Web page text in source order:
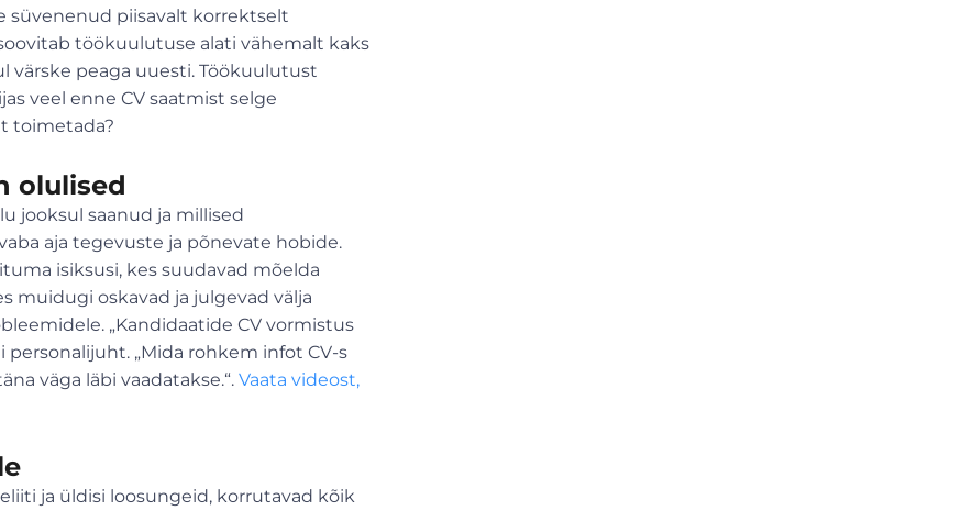
süvenenud piisavalt korrektselt
töökuulutuse alati vähemalt kaks
värske peaga uuesti. Töökuulutust
veel enne CV saatmist selge
toimetada?
olulised
jooksul saanud ja millised
aja tegevuste ja põnevate hobide.
isiksusi, kes suudavad mõelda
muidugi oskavad ja julgevad välja
„Kandidaatide CV vormistus
„Mida rohkem infot CV-s
väga läbi vaadatakse.“. Vaata videost,
ja üldisi loosungeid, korrutavad kõik